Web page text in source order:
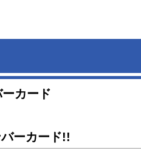
カード
ーカード!!